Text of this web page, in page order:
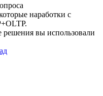
наработки с
решения вы использовали